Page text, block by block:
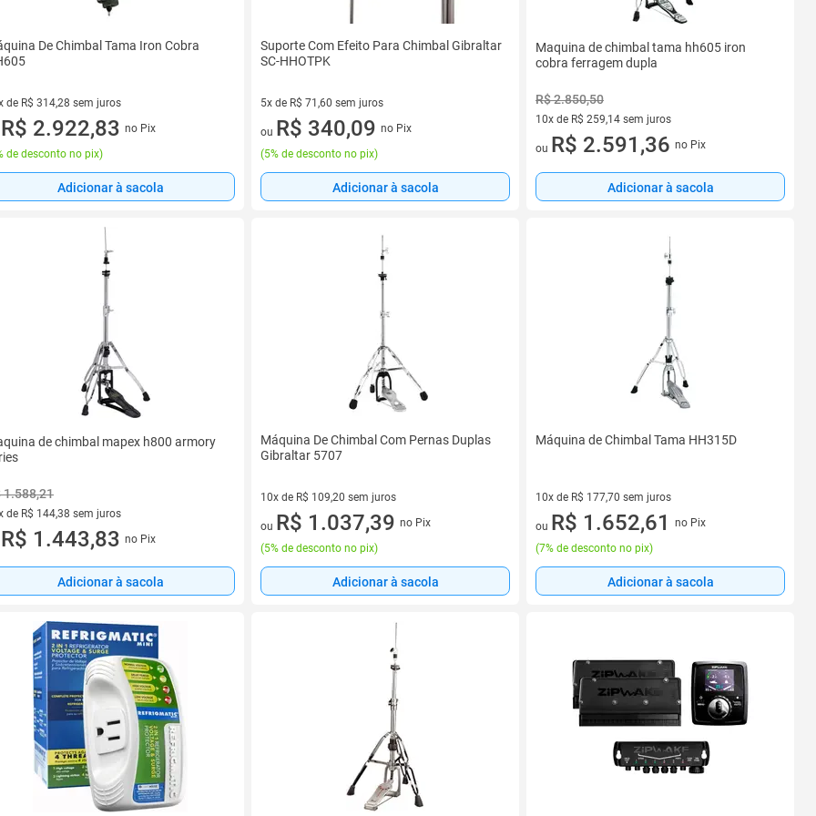
De Chimbal Tama Iron Cobra
de R$ 314,28 sem juros
vez de R$ 314,28 sem juros
R$ 2.922,83 no Pix
de desconto no pix)
Adicionar à sacola
Suporte Com Efeito Para Chimbal Gibraltar
SC-HHOTPK
5x de R$ 71,60 sem juros
5 vez de R$ 71,60 sem juros
ou R$ 340,09 no Pix
(5% de desconto no pix)
Adicionar à sacola
Maquina de chimbal tama hh605 iron
cobra ferragem dupla
R$ 2.850,50
10x de R$ 259,14 sem juros
10 vez de R$ 259,14 sem juros
ou R$ 2.591,36 no Pix
Adicionar à sacola
de chimbal mapex h800 armory
1.588,21
de R$ 144,38 sem juros
vez de R$ 144,38 sem juros
R$ 1.443,83 no Pix
Adicionar à sacola
Máquina De Chimbal Com Pernas Duplas
Gibraltar 5707
10x de R$ 109,20 sem juros
10 vez de R$ 109,20 sem juros
ou R$ 1.037,39 no Pix
(5% de desconto no pix)
Adicionar à sacola
Máquina de Chimbal Tama HH315D
10x de R$ 177,70 sem juros
10 vez de R$ 177,70 sem juros
ou R$ 1.652,61
no Pix
(7% de desconto no pix)
Adicionar à sacola